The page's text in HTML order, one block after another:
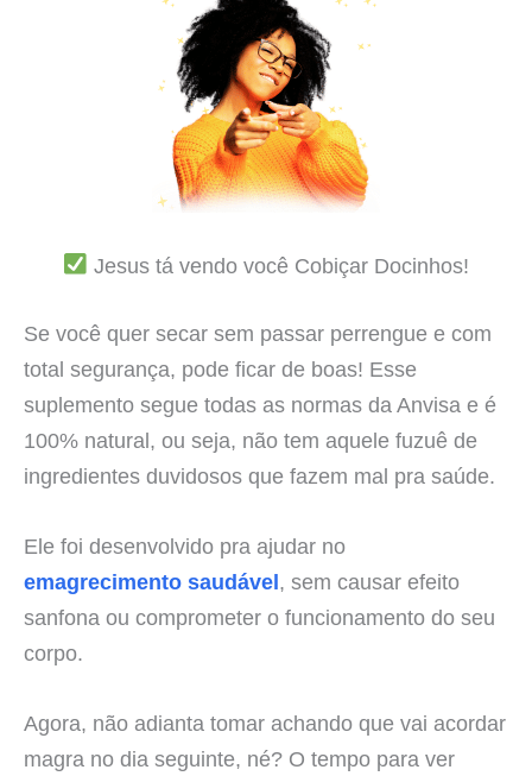
Jesus tá vendo você Cobiçar Docinhos!
Se você quer secar sem passar perrengue e com
total segurança, pode ficar de boas! Esse
suplemento segue todas as normas da Anvisa e é
100% natural, ou seja, não tem aquele fuzuê de
ingredientes duvidosos que fazem mal pra saúde.
Ele foi desenvolvido pra ajudar no
emagrecimento saudável, sem causar efeito
sanfona ou comprometer o funcionamento do seu
corpo.
Agora, não adianta tomar achando que vai acordar
magra no dia seguinte, né? O tempo para ver